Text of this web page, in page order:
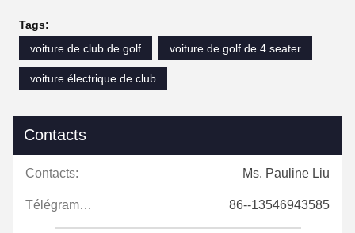
Tags:
voiture de club de golf
voiture de golf de 4 seater
voiture électrique de club
Contacts
Contacts: Ms. Pauline Liu
Télégramme: 86--13546943585